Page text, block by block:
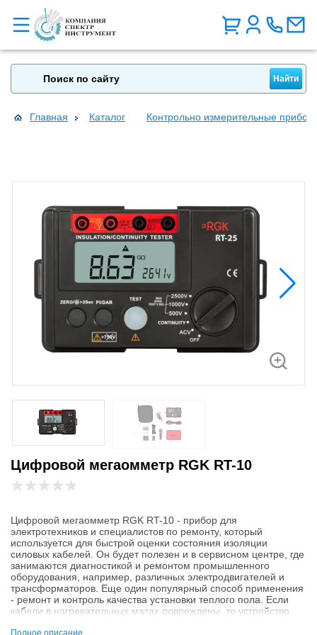
Главная Каталог Контрольно измерительные
Цифровой мегаомметр RGK RT-10
Цифровой мегаомметр RGK RT-10 - прибор для
электротехников и специалистов по ремонту, который
используется для быстрой оценки состояния изоляции
силовых кабелей. Он будет полезен и в сервисном центре, где
занимаются диагностикой и ремонтом промышленного
оборудования, например, различных электродвигателей и
трансформаторов. Еще один популярный способ применения
- ремонт и контроль качества установки теплого пола. Если
кабели в нагревательных матах повреждены, то устройство
Полное описание